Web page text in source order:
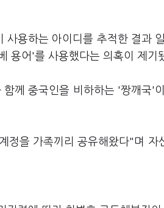
사용하는 아이디를 추적한 결과
어'를 사용했다는 의혹이 제기
께 중국인을 비하하는 '짱깨국'
정을 가족끼리 공유해왔다"며